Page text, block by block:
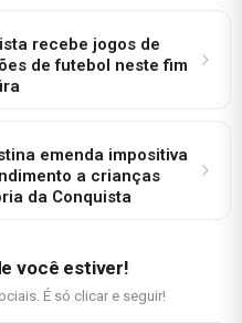
recebe jogos de
de futebol neste fim
emenda impositiva
a crianças
da Conquista
você estiver!
É só clicar e seguir!